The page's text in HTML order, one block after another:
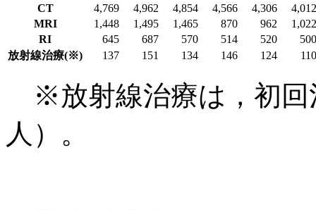
CT
4,769 4,962 4,854 4,566 4,306
MRI
1,448 1,495 1,465 870 962
RI
645 687 570 514 520
放射線治療(※)
137 151 134 146 124
※放射線治療は，初回
人）。